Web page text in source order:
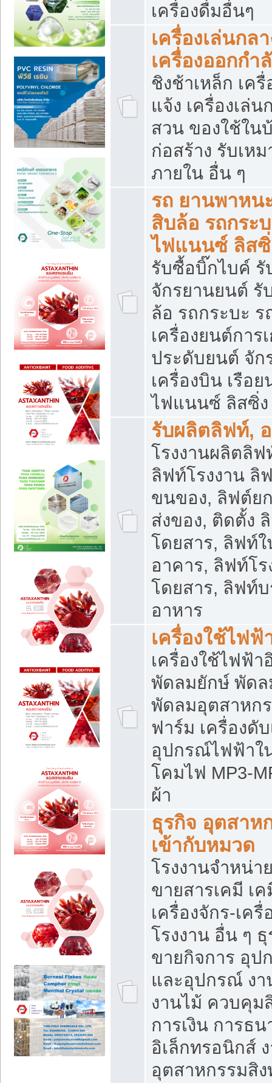
เครื่องดื่มอื่นๆ
เครื่องเล่นกล
เครื่องออกกำ
ชิงช้าเหล็ก เค
แจ้ง เครื่องเล่น
สวน ของใช้ใน
ก่อสร้าง รับเห
ภายใน อื่น ๆ
รถ ยานพาหน
สิบล้อ รถกระ
ไฟแนนซ์ ลิส
รับซื้อบิ๊กไบค์
จักรยานยนต์ รั
ล้อ รถกระบะ
เครื่องยนต์การ
ประดับยนต์ จัก
เครื่องบิน เรือ
ไฟแนนซ์ ลิสซิ่ง
รับผลิตลิฟท์,
โรงงานผลิตลิ
ลิฟท์โรงงาน ลิ
ขนของ, ลิฟต์ย
ส่งของ, ติดตั้ง
โดยสาร, ลิฟท์
อาคาร, ลิฟท์โ
โดยสาร, ลิฟท์
อาหาร
เครื่องใช้ไฟฟ้
เครื่องใช้ไฟฟ้า
พัดลมยักษ์ พัด
พัดลมอุตสาหก
ฟาร์ม เครื่องดั
อุปกรณ์ไฟฟ้าใ
โคมไฟ MP3-
ผ้า
ธุรกิจ อุตสาห
เข้ากับหมวด
โรงงานจำหน่
ขายสารเคมี เ
เครื่องจักร-เค
โรงงาน อื่น ๆ
ขายกิจการ อุป
และอุปกรณ์ ง
งานไม้ ควบคุม
การเงิน การธ
อิเล็กทรอนิกส์
อุตสาหกรรมสิ